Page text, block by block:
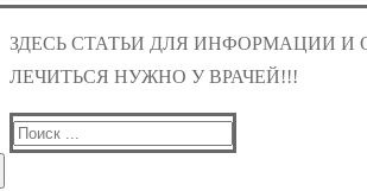
ЗДЕСЬ СТАТЬИ ДЛЯ ИНФОРМАЦИИ И
ЛЕЧИТЬСЯ НУЖНО У ВРАЧЕЙ!!!
Найти: